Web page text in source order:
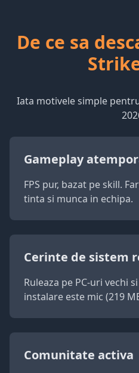
De ce sa
Iata motivele simple
Gameplay
FPS pur, bazat pe skill.
tinta si munca in echipa.
Cerinte de sistem
Ruleaza pe PC-uri vechi
instalare este mic (219
Comunitate activa